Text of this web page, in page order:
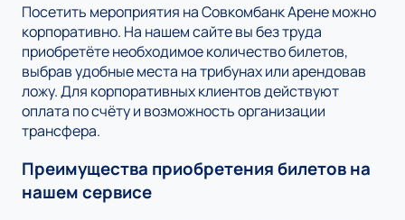
Посетить мероприятия на Совкомбанк Арене можно
корпоративно. На нашем сайте вы без труда
приобретёте необходимое количество билетов,
выбрав удобные места на трибунах или арендовав
ложу. Для корпоративных клиентов действуют
оплата по счёту и возможность организации
трансфера.
Преимущества приобретения билетов на
нашем сервисе